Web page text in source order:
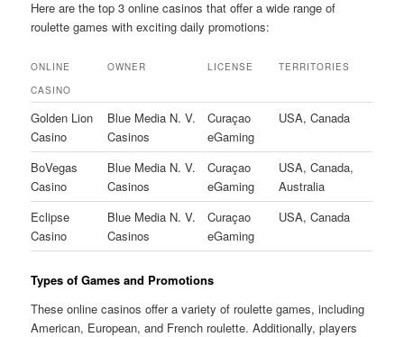
Here are the top 3 online casinos that offer a wide range of
roulette games with exciting daily promotions:
ONLINE
CASINO
OWNER LICENSE TERRITORIES
Golden Lion
Casino
Blue Media N. V.
Casinos
Curaçao
eGaming
USA, Canada
BoVegas
Casino
Blue Media N. V.
Casinos
Curaçao
eGaming
USA, Canada,
Australia
Eclipse
Casino
Blue Media N. V.
Casinos
Curaçao
eGaming
USA, Canada
Types of Games and Promotions
These online casinos offer a variety of roulette games, including
American, European, and French roulette. Additionally, players